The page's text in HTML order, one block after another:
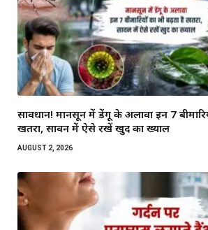
सावधान! मानसून में डेंगू के अलावा इन 7
खतरा, सावन में ऐसे रखें खुद का ख्याल
AUGUST 2, 2026